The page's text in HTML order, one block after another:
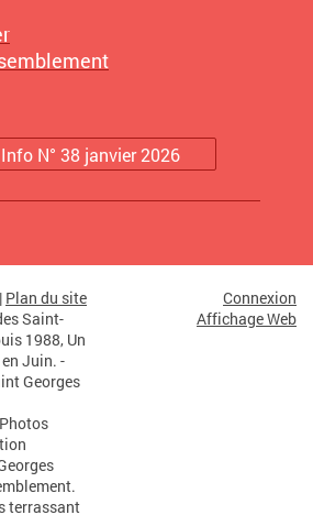
N° 38 janvier 2026
| Plan du site
Saint-
1988, Un
Juin. -
Georges
terrassant
Connexion
Affichage Web